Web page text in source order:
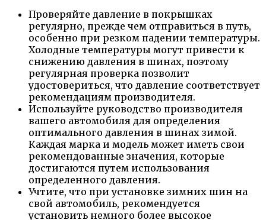
Проверяйте давление в покрышках
регулярно, прежде чем отправиться в путь,
особенно при резком падении температуры.
Холодные температуры могут привести к
снижению давления в шинах, поэтому
регулярная проверка позволит
удостовериться, что давление соответствует
рекомендациям производителя.
Используйте руководство производителя
вашего автомобиля для определения
оптимального давления в шинах зимой.
Каждая марка и модель может иметь свои
рекомендованные значения, которые
достигаются путем использования
определенного давления.
Учтите, что при установке зимних шин на
свой автомобиль, рекомендуется
установить немного более высокое